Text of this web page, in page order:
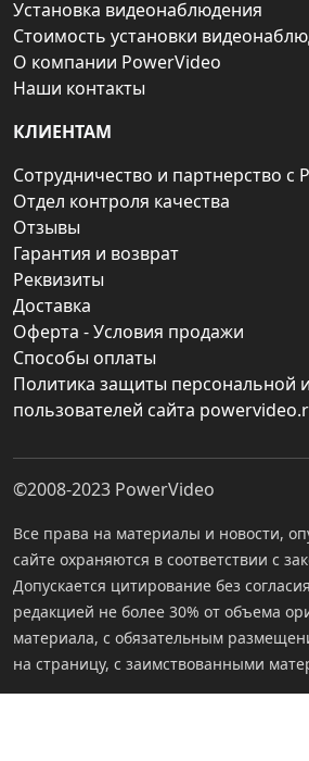
Установка видеонаблюдения
Стоимость установки
О компании PowerVideo
Наши контакты
КЛИЕНТАМ
Сотрудничество и партнерство с
Отдел контроля качества
Отзывы
Гарантия и возврат
Реквизиты
Доставка
Оферта - Условия продажи
Способы оплаты
Политика защиты персональной
пользователей сайта
©2008-2023 PowerVideo
Все права на материалы и новости,
сайте охраняются в соответствии с
Допускается цитирование без
редакцией не более 30% от объема
материала, с обязательным
на страницу, с заимствованными